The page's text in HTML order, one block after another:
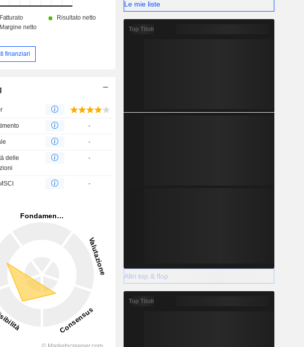
finanziari
-
-
delle
-
-
Le mie liste
Top Titoli
Altri top & flop
Top Titoli